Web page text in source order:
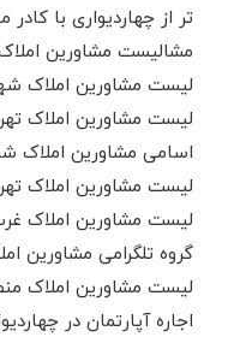
تر از چهاردیواری با
مشالیست مشاورین
لیست مشاورین املاک
لیست مشاورین املاک
اسامی مشاورین املاک
لیست مشاورین املاک
لیست مشاورین املاک
گروه تلگرامی مشاورین
لیست مشاورین املاک منطقه 5
اجاره آپارتمان در